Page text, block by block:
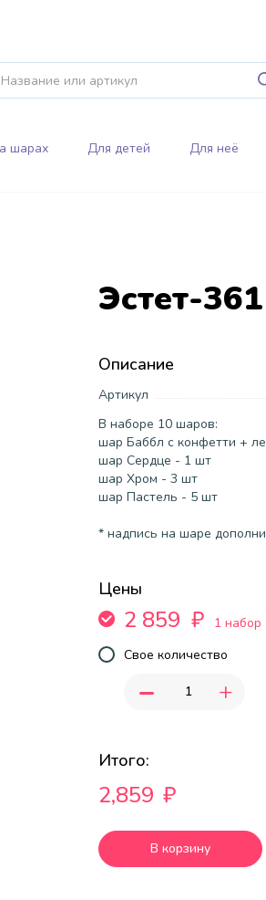
шарах Для детей Для неё
Эстет-361
Описание
Артикул
В наборе 10 шаров:
шар Баббл с конфетти +
шар Сердце - 1 шт
шар Хром - 3 шт
шар Пастель - 5 шт
* надпись на шаре
Цены
2 859 ₽
1 набор
Свое количество
- +
Итого:
2,859 ₽
В корзину